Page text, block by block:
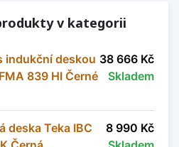
v kategorii
indukční deskou
839 HI Černé
38 666 Kč
Skladem
deska Teka IBC
8 990 Kč